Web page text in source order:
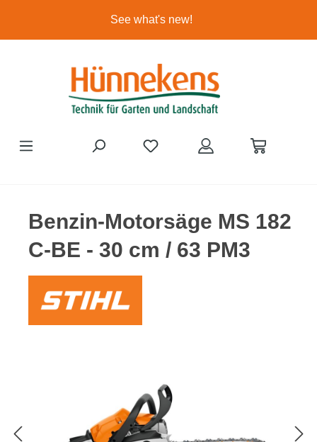
Ga naar de hoofdinhoudSee what's new!
Benzin-Motorsäge MS 182
C-BE - 30 cm / 63 PM3